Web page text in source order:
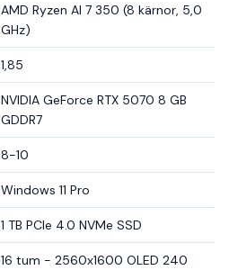
AMD Ryzen AI 7 350 (8 kärnor, 5,0
GHz)
1,85
NVIDIA GeForce RTX 5070 8 GB
GDDR7
8-10
Windows 11 Pro
1 TB PCIe 4.0 NVMe SSD
16 tum - 2560x1600 OLED 240